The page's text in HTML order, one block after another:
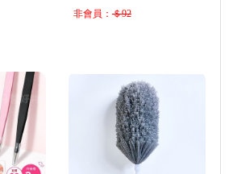
非會員：＄92